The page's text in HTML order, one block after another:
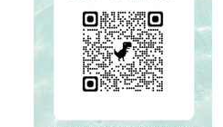
す！
釧路新聞にも2年連続で取り上
鶴居村プロジェクト。 2026年
道の大自然の中で、忘れられ
か？